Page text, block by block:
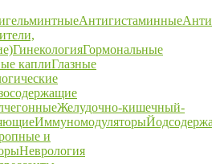
Антигистаминные
ГинекологияГормональные
каплиГлазные
Желудочно-кишечный-
Иммуномодуляторы
и
Неврология